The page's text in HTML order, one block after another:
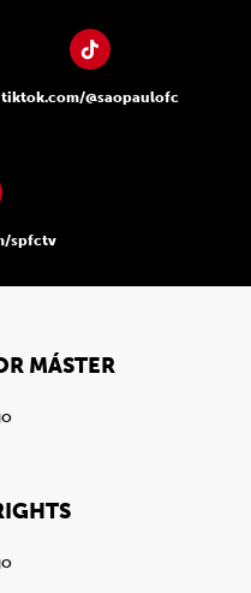
tiktok.com/@saopaulofc
spfctv
MÁSTER